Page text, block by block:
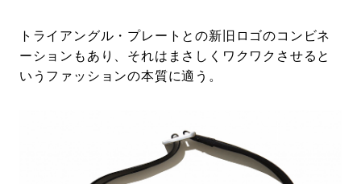
トライアングル・プレートとの新旧ロゴのコンビネ
ーションもあり、それはまさしくワクワクさせると
いうファッションの本質に適う。